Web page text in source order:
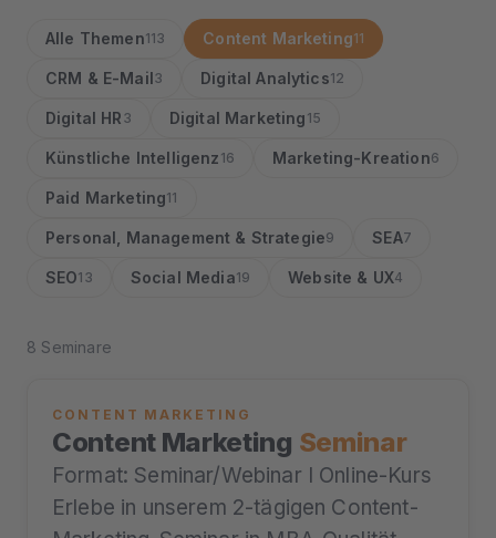
Alle Themen113 Content Marketing11
CRM & E-Mail3 Digital Analytics12
Digital HR 3 Digital Marketing 15
Künstliche Intelligenz 16 Marketing-Kreation6
Paid Marketing11
Personal, Management & Strategie9 SEA7
SEO13 Social Media19 Website & UX4
8 Seminare
CONTENT MARKETING
Content Marketing Seminar
Format: Seminar/Webinar I Online-Kurs
Erlebe in unserem 2-tägigen Content-